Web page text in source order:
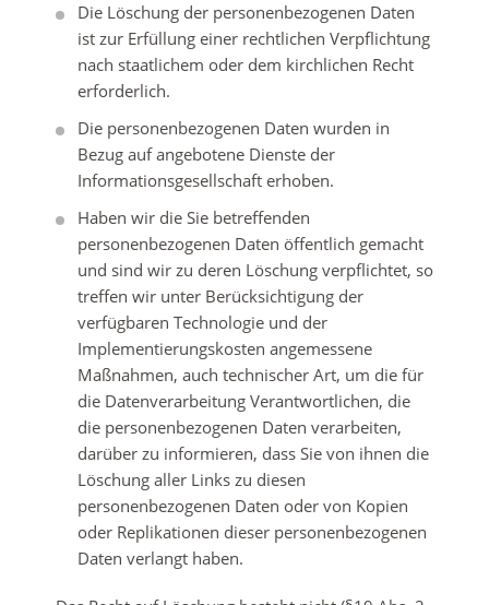
Die Löschung der personenbezogenen Daten
ist zur Erfüllung einer rechtlichen Verpflichtung
nach staatlichem oder dem kirchlichen Recht
erforderlich.
Die personenbezogenen Daten wurden in
Bezug auf angebotene Dienste der
Informationsgesellschaft erhoben.
Haben wir die Sie betreffenden
personenbezogenen Daten öffentlich gemacht
und sind wir zu deren Löschung verpflichtet, so
treffen wir unter Berücksichtigung der
verfügbaren Technologie und der
Implementierungskosten angemessene
Maßnahmen, auch technischer Art, um die für
die Datenverarbeitung Verantwortlichen, die
die personenbezogenen Daten verarbeiten,
darüber zu informieren, dass Sie von ihnen die
Löschung aller Links zu diesen
personenbezogenen Daten oder von Kopien
oder Replikationen dieser personenbezogenen
Daten verlangt haben.